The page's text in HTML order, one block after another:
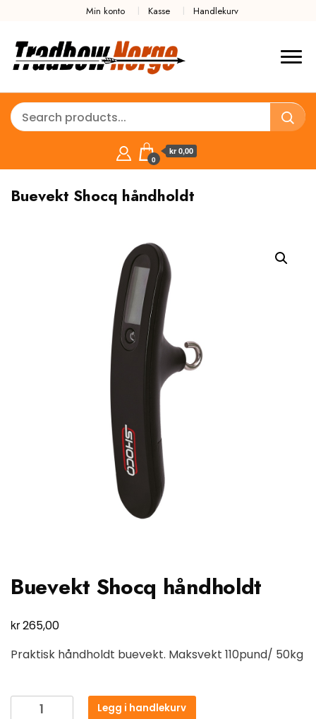
Min konto Kasse Handlekurv
0
kr 0,00
Buevekt Shocq håndholdt
Buevekt Shocq håndholdt
kr265,00
Praktisk håndholdt buevekt. Maksvekt 110pund/ 50kg
Legg i handlekurv